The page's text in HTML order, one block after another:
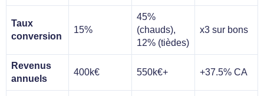
Taux
conversion
15%
45%
(chauds),
12% (tièdes)
x3 sur bons
Revenus
annuels
400k€ 550k€+ +37.5% CA